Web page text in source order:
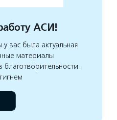
АСИ!
вас была актуальная
материалы